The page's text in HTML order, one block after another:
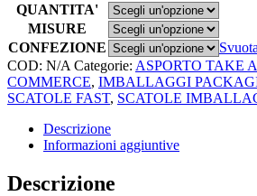
QUANTITA'
MISURE
CONFEZIONE
Svuota
COD: N/A Categorie: ASPORTO TAKE
COMMERCE, IMBALLAGGI
SCATOLE FAST, SCATOLE
Descrizione
Informazioni aggiuntive
Descrizione